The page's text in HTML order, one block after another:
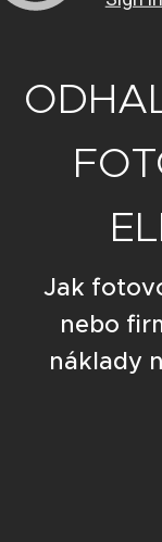
Jak
nebo
náklady